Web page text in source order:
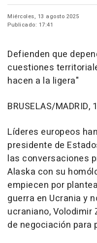
Miércoles, 13 agosto 2025
Publicado: 17:41
Defienden que
cuestiones
hacen a la ligera"
BRUSELAS/MADRID,
Líderes europeos
presidente de
las conversaciones
Alaska con su
empiecen por
guerra en Ucrania y
ucraniano,
de negociación para